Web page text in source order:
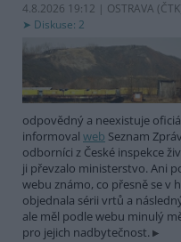
4.8.2026 19:12 | OSTRAVA (ČTK
Diskuse: 2
odpovědný a neexistuje
informoval web Seznam
odborníci z České inspekce
ji převzalo ministerstvo. Ani
webu známo, co přesně se v
objednala sérii vrtů a
ale měl podle webu minulý
pro jejich nadbytečnost.